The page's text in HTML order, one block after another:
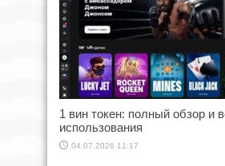
1 вин токен: полный обзор и
использования
04.07.2026 11:17